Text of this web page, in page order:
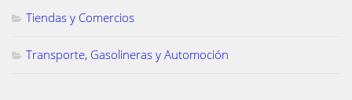
Tiendas y Comercios
Transporte, Gasolineras y Automoción